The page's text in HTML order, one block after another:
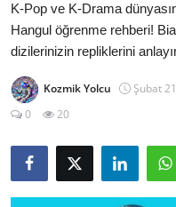
Anime Önerileri
Kore Dünyası
Anime Karakterleri
Dizi & Film
K-Pop ve K-Drama
Hangul öğrenme rehberi!
dizilerinizin repliklerini
Kozmik Yolcu Şubat
0
20